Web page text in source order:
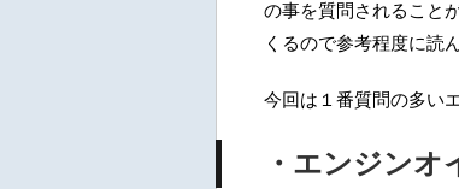
の事を質問されること
くるので参考程度に読
今回は１番質問の多い
・エンジン